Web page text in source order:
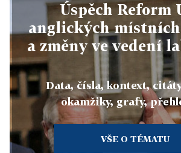
Úspěch Reform
anglických
a změny ve vedení
Data, čísla, kontext,
okamžiky, grafy,
VŠE O TÉMATU